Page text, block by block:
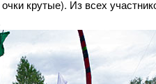
крутые). Из всех